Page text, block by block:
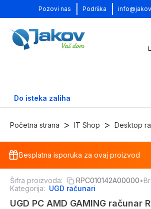
Pozovi nas Podrška
Do isteka zaliha
Početna strana > IT Shop > Desktop
Besplatna isporuka za ovaj proizvod
Šifra proizvoda: RPC010142A00000•
Kategorija: UGD računari
UGD PC AMD GAMING računar